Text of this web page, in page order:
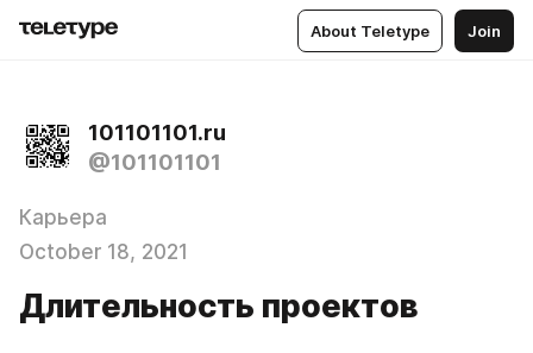
About Teletype Join
101101101.ru
@101101101
Карьера
October 18, 2021
Длительность проектов